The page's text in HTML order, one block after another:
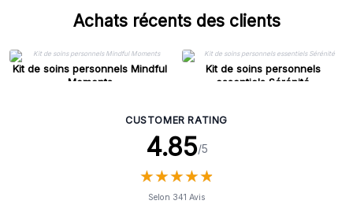
Achats récents des clients
Kit de soins personnels Mindful
Moments
Kit de soins personnels
essentiels Sérénité
CUSTOMER RATING
4.85/5
★★★★★
★★★★★
Selon 341 Avis